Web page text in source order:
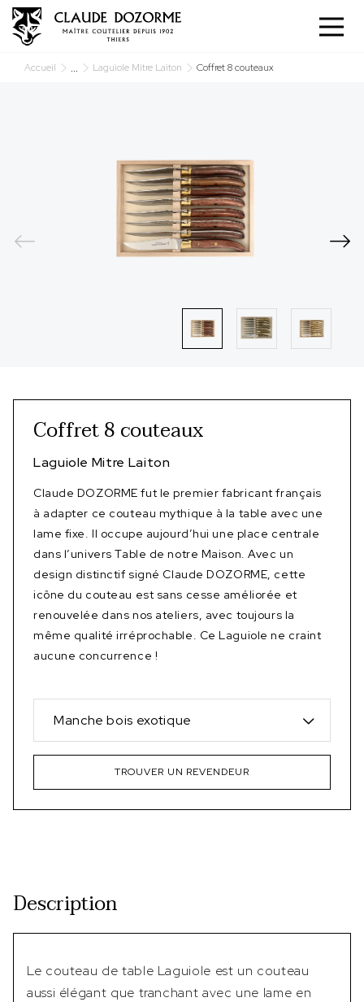
Accueil ... Laguiole Mitre Laiton Coffret 8 couteaux
Coffret 8 couteaux
Laguiole Mitre Laiton
Claude DOZORME fut le premier fabricant français
à adapter ce couteau mythique à la table avec une
lame fixe. Il occupe aujourd’hui une place centrale
dans l’univers Table de notre Maison. Avec un
design distinctif signé Claude DOZORME, cette
icône du couteau est sans cesse améliorée et
renouvelée dans nos ateliers, avec toujours la
même qualité irréprochable. Ce Laguiole ne craint
aucune concurrence !
Manche bois exotique
TROUVER UN REVENDEUR
Description
Le couteau de table Laguiole est un couteau
aussi élégant que tranchant avec une lame en
Panneau de gestion des cookies